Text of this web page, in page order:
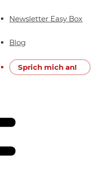
Newsletter Easy Box
Blog
Sprich mich an!